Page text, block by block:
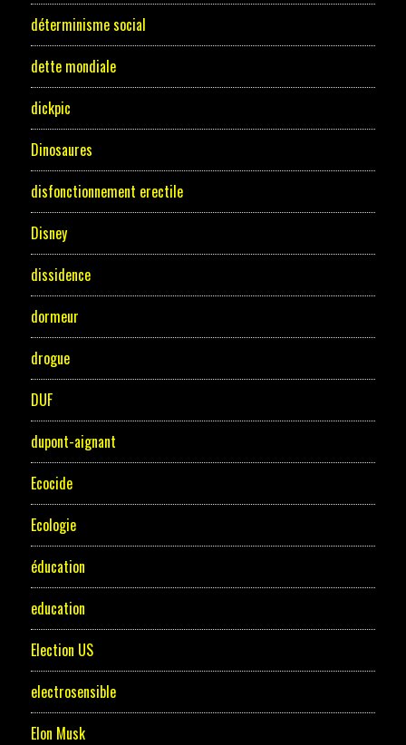
déterminisme social
dette mondiale
dickpic
Dinosaures
disfonctionnement erectile
Disney
dissidence
dormeur
drogue
DUF
dupont-aignant
Ecocide
Ecologie
éducation
education
Election US
electrosensible
Elon Musk